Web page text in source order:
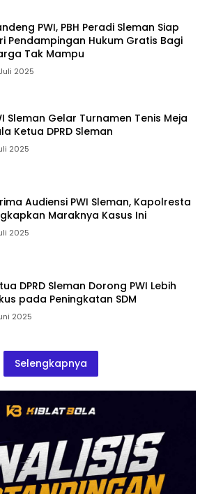
PWI, PBH Peradi Sleman Siap
Pendampingan Hukum Gratis Bagi
Tak Mampu
2025
Sleman Gelar Turnamen Tenis Meja
Ketua DPRD Sleman
2025
Audiensi PWI Sleman, Kapolresta
Maraknya Kasus Ini
2025
DPRD Sleman Dorong PWI Lebih
pada Peningkatan SDM
2025
Selengkapnya